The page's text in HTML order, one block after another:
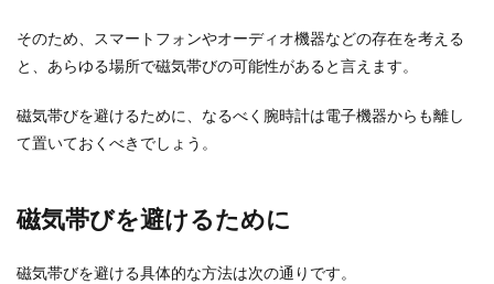
そのため、スマートフォンやオーディオ機器などの存在を考える
と、あらゆる場所で磁気帯びの可能性があると言えます。
磁気帯びを避けるために、なるべく腕時計は電子機器からも離し
て置いておくべきでしょう。
磁気帯びを避けるために
磁気帯びを避ける具体的な方法は次の通りです。